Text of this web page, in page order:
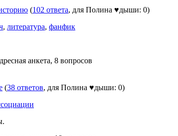
(102 ответа, для Полина ♥дыши: 0)
, литература, фанфик
анкета, 8 вопросов
(38 ответов, для Полина ♥дыши: 0)